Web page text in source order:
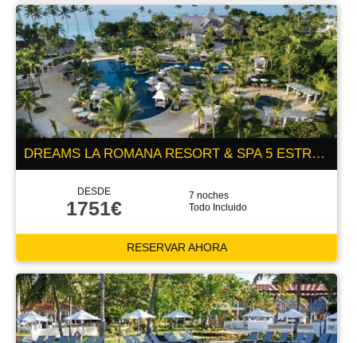
DREAMS LA ROMANA RESORT & SPA 5 ESTRELLAS
DESDE
1751€
7 noches
Todo Incluido
RESERVAR AHORA